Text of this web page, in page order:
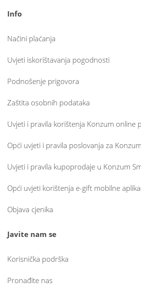
Info
Načini plaćanja
Uvjeti iskorištavanja pogodnosti
Podnošenje prigovora
Zaštita osobnih podataka
Uvjeti i pravila korištenja Konzum online
Opći uvjeti i pravila poslovanja za
Uvjeti i pravila kupoprodaje u Konzum
Opći uvjeti korištenja e-gift mobilne
Objava cjenika
Javite nam se
Korisnička podrška
Pronađite nas